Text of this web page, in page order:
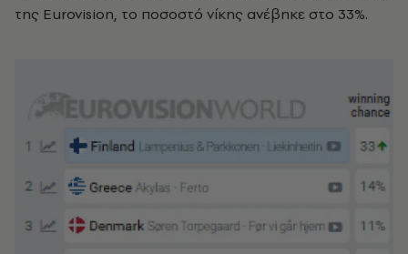
της Eurovision, το ποσοστό νίκης ανέβηκε στο 33%.